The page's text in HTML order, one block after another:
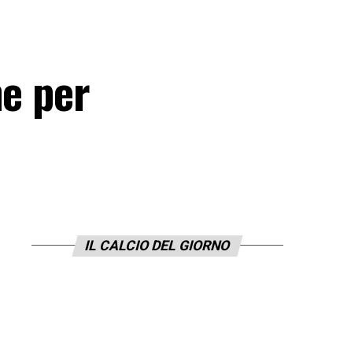
per
IL CALCIO DEL GIORNO